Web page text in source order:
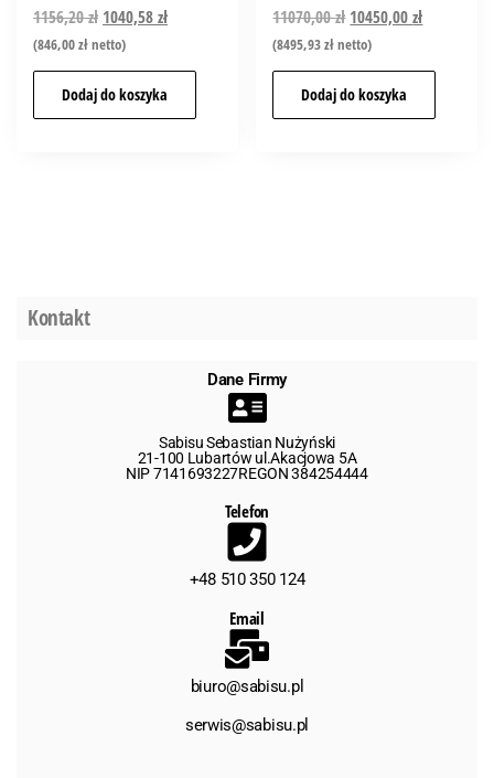
1156,20zł 1040,58zł
(846,00złnetto)
Dodaj do koszyka
11070,00zł 10450,00zł
(8495,93złnetto)
Dodaj do koszyka
Kontakt
Dane Firmy
Sabisu Sebastian Nużyński
21-100 Lubartów ul.Akacjowa 5A
NIP 7141693227REGON 384254444
Telefon
+48 510 350 124
Email
biuro@sabisu.pl
serwis@sabisu.pl